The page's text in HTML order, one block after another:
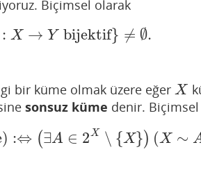
Biçimsel olarak
: X → Y bijektif} ≠ ∅.
f: X→ Ybijektif}≠∅.
bir küme olmak üzere eğer X
X
sonsuz küme denir.
:⇔ (∃A ∈ 2X ∖ {X}) (X ∼
:⇔(∃ A∈2X ∖{ X})(X∼ A)